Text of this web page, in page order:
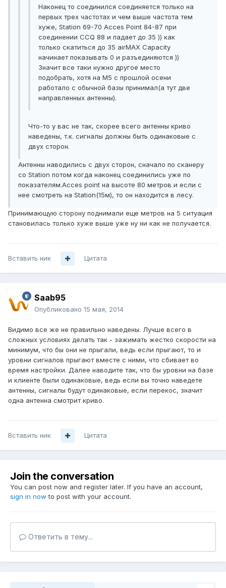
Наконец то соединился соединяется только на
первых трех частотах и чем выше частота тем
хуже, Station 69-70 Acces Point 84-87 при
соединении CCQ 88 и падает до 35 )) как
только скатиться до 35 airMAX Capacity
начинает показывать 0 и разъединяются ))
Значит все таки нужно другое место
подобрать, хотя на M5 с прошлой осени
работало с обычной базы принимал(а тут две
направленных антенны).
Что-то у вас не так, скорее всего антенны криво
наведены, т.к. сигналы должны быть одинаковые с
двух сторон.
Антенны наводились с двух сторон, сначало по сканеру
со Station потом когда наконец соединились уже по
показателям.Acces point на высоте 80 метров и если с
нее смотреть на Station(15м), то он находится в лесу.
Принимающую сторону поднимали еще метров на 5 ситуация
становилась только хуже выше уже ну ни как не получается.
Вставить ник Цитата
Saab95
Опубликовано 15 мая, 2014
Видимо все же не правильно наведены. Лучше всего в
сложных условиях делать так - зажимать жестко скорости на
минимум, что бы они не прыгали, ведь если прыгают, то и
уровни сигналов прыгают вместе с ними, что сбивает во
время настройки. Далее наводите так, что бы уровни на базе
и клиенте были одинаковые, ведь если вы точно наведете
антенны, сигналы будут одинаковые, если перекос, значит
одна антенна смотрит криво.
Вставить ник Цитата
Join the conversation
You can post now and register later. If you have an account,
sign in now to post with your account.
Ответить в тему...